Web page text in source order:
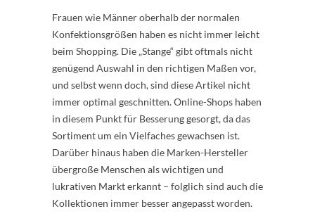
Frauen wie Männer oberhalb der normalen
Konfektionsgrößen haben es nicht immer leicht
beim Shopping. Die „Stange“ gibt oftmals nicht
genügend Auswahl in den richtigen Maßen vor,
und selbst wenn doch, sind diese Artikel nicht
immer optimal geschnitten. Online-Shops haben
in diesem Punkt für Besserung gesorgt, da das
Sortiment um ein Vielfaches gewachsen ist.
Darüber hinaus haben die Marken-Hersteller
übergroße Menschen als wichtigen und
lukrativen Markt erkannt – folglich sind auch die
Kollektionen immer besser angepasst worden.